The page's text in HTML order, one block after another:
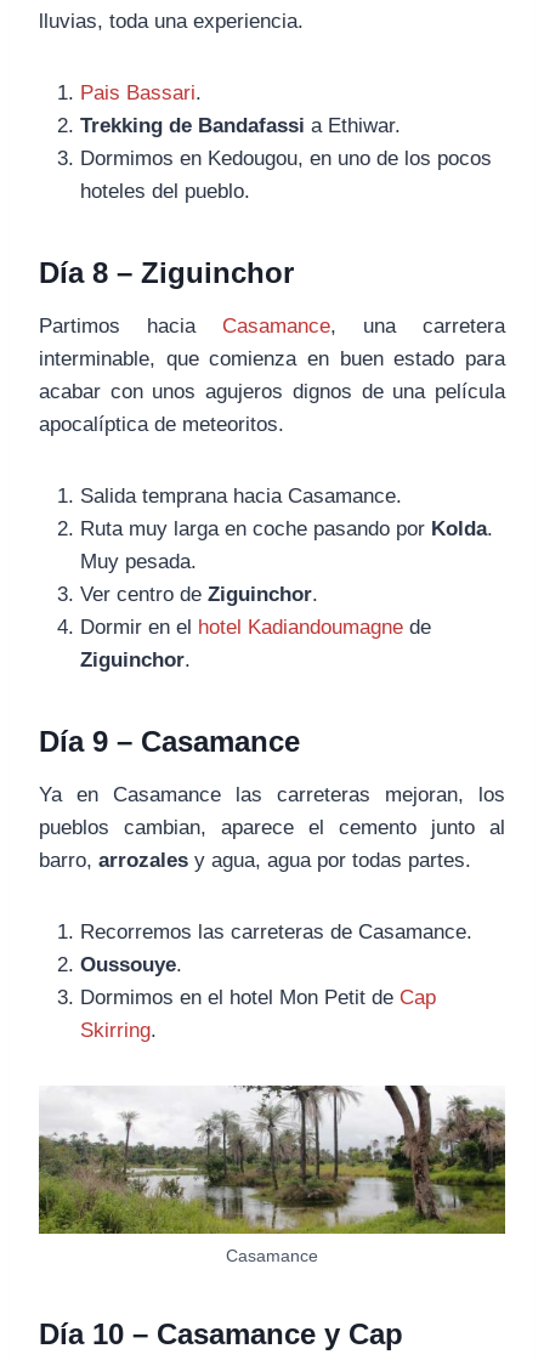
lluvias, toda una experiencia.
Pais Bassari.
Trekking de Bandafassi a Ethiwar.
Dormimos en Kedougou, en uno de los pocos
hoteles del pueblo.
Día 8 – Ziguinchor
Partimos hacia Casamance, una carretera
interminable, que comienza en buen estado para
acabar con unos agujeros dignos de una película
apocalíptica de meteoritos.
Salida temprana hacia Casamance.
Ruta muy larga en coche pasando por Kolda.
Muy pesada.
Ver centro de Ziguinchor.
Dormir en el hotel Kadiandoumagne de
Ziguinchor.
Día 9 – Casamance
Ya en Casamance las carreteras mejoran, los
pueblos cambian, aparece el cemento junto al
barro, arrozales y agua, agua por todas partes.
Recorremos las carreteras de Casamance.
Oussouye.
Dormimos en el hotel Mon Petit de Cap
Skirring.
Casamance
Día 10 – Casamance y Cap